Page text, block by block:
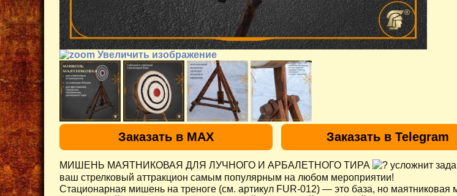
Увеличить изображение
Заказать в MAX Заказать в Telegram
МИШЕНЬ МАЯТНИКОВАЯ ДЛЯ ЛУЧНОГО И АРБАЛЕТНОГО ТИРА
усложнит
ваш стрелковый аттракцион самым популярным на любом мероприятии!
Стационарная мишень на треноге (см. артикул FUR-012) — это база, но